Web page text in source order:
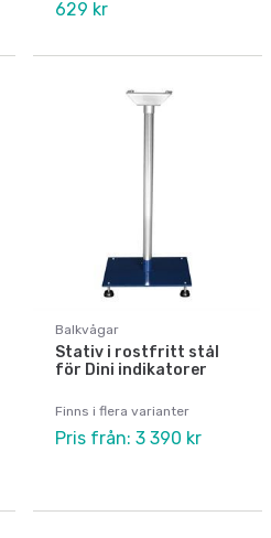
629 kr
Balkvågar
Stativ i rostfritt stål
för Dini indikatorer
Finns i flera varianter
Pris från: 3 390 kr